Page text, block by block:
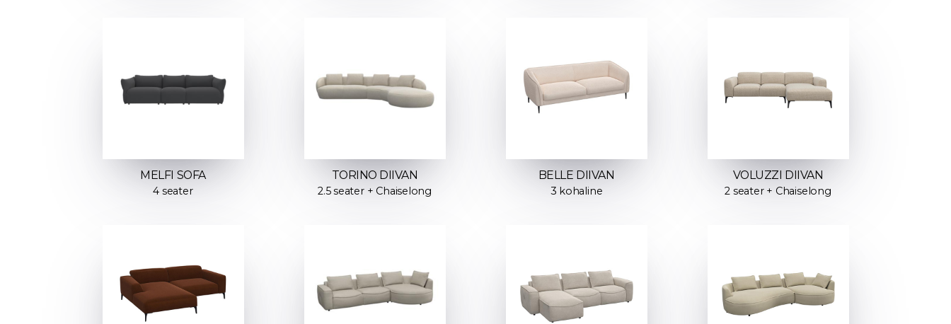
MELFI SOFA
4 seater
TORINO DIIVAN
2.5 seater + Chaiselong
BELLE DIIVAN
3 kohaline
VOLUZZI DIIVAN
2 seater + Chaiselong